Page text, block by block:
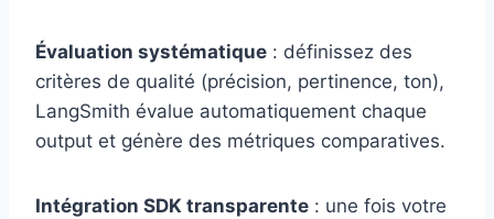
Évaluation systématique : définissez des
critères de qualité (précision, pertinence, ton),
LangSmith évalue automatiquement chaque
output et génère des métriques comparatives.
Intégration SDK transparente : une fois votre